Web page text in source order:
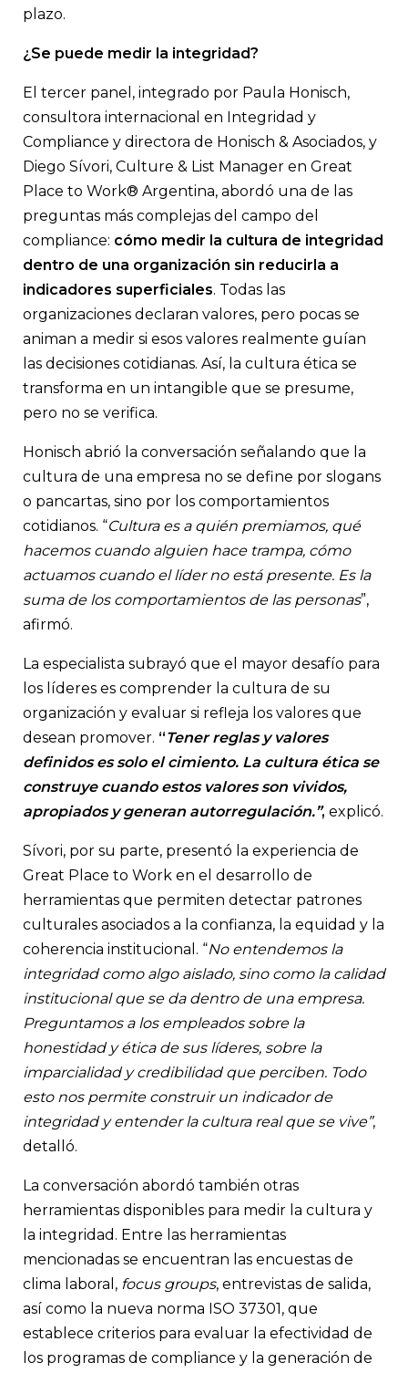
plazo.
¿Se puede medir la integridad?
El tercer panel, integrado por Paula Honisch,
consultora internacional en Integridad y
Compliance y directora de Honisch & Asociados, y
Diego Sívori, Culture & List Manager en Great
Place to Work® Argentina, abordó una de las
preguntas más complejas del campo del
compliance: cómo medir la cultura de integridad
dentro de una organización sin reducirla a
indicadores superficiales. Todas las
organizaciones declaran valores, pero pocas se
animan a medir si esos valores realmente guían
las decisiones cotidianas. Así, la cultura ética se
transforma en un intangible que se presume,
pero no se verifica.
Honisch abrió la conversación señalando que la
cultura de una empresa no se define por slogans
o pancartas, sino por los comportamientos
cotidianos. “Cultura es a quién premiamos, qué
hacemos cuando alguien hace trampa, cómo
actuamos cuando el líder no está presente. Es la
suma de los comportamientos de las personas”,
afirmó.
La especialista subrayó que el mayor desafío para
los líderes es comprender la cultura de su
organización y evaluar si refleja los valores que
desean promover. “Tener reglas y valores
definidos es solo el cimiento. La cultura ética se
construye cuando estos valores son vividos,
apropiados y generan autorregulación.”, explicó.
Sívori, por su parte, presentó la experiencia de
Great Place to Work en el desarrollo de
herramientas que permiten detectar patrones
culturales asociados a la confianza, la equidad y la
coherencia institucional. “No entendemos la
integridad como algo aislado, sino como la calidad
institucional que se da dentro de una empresa.
Preguntamos a los empleados sobre la
honestidad y ética de sus líderes, sobre la
imparcialidad y credibilidad que perciben. Todo
esto nos permite construir un indicador de
integridad y entender la cultura real que se vive”,
detalló.
La conversación abordó también otras
herramientas disponibles para medir la cultura y
la integridad. Entre las herramientas
mencionadas se encuentran las encuestas de
clima laboral, focus groups, entrevistas de salida,
así como la nueva norma ISO 37301, que
establece criterios para evaluar la efectividad de
los programas de compliance y la generación de